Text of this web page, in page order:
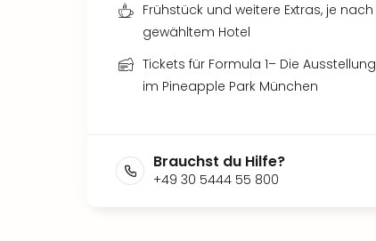
Frühstück und weitere Extras, je nach
gewähltem Hotel
Tickets für Formula 1– Die Ausstellung
im Pineapple Park München
Brauchst du Hilfe?
+49 30 5444 55 800